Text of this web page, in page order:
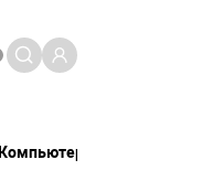
Компьютер